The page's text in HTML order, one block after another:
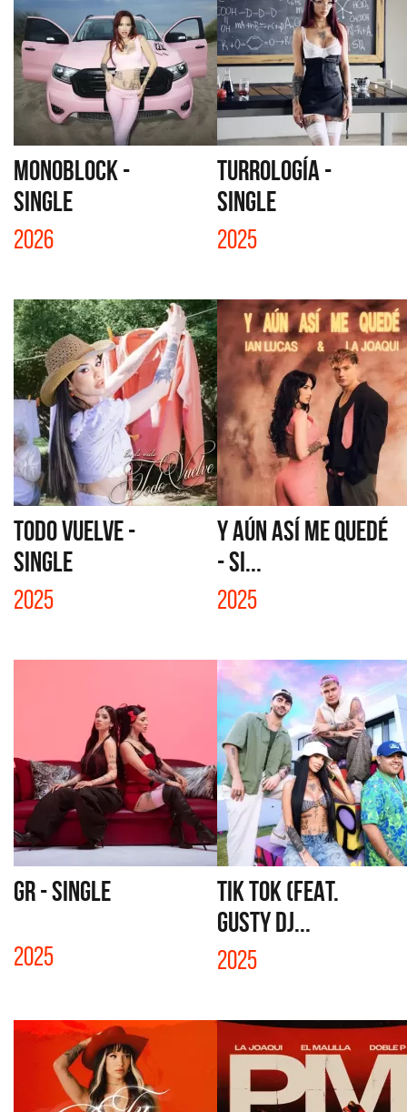
MONOBLOCK -
SINGLE
2026
TURROLOGÍA -
SINGLE
2025
TODO VUELVE -
SINGLE
2025
Y AÚN ASÍ ME QUEDÉ
- SI...
2025
GR - SINGLE
2025
TIK TOK (FEAT.
GUSTY DJ...
2025